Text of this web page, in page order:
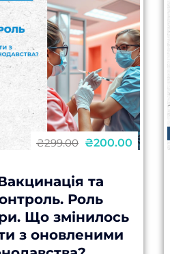
₴299.00 ₴200.00
та
Роль
Що змінилось
з оновленими